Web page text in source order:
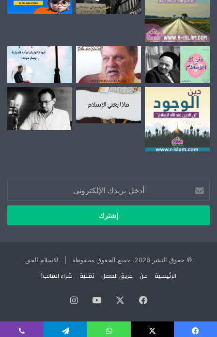
بريدك
الإلكتروني
© حقوق النشر 2026، جميع الحقوق محفوظة | الاسلام الحق
الرئيسية عن فريق العمل تقنية شراء القالب!
فيسبوك يوتيوب